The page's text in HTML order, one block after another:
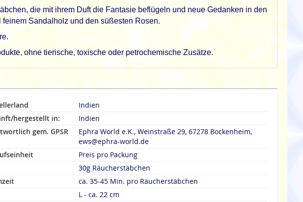
die mit ihrem Duft die Fantasie beflügeln und neue Gedanken in den
Sandalholz und den süßesten Rosen.
ohne tierische, toxische oder petrochemische Zusätze.
Indien
hergestellt in:
Indien
gem. GPSR
Ephra World e.K., Weinstraße 29, 67278 Bockenheim,
ews@ephra-world.de
Preis pro Packung
30g Räucherstäbchen
ca. 35-45 Min. pro Räucherstäbchen
L - ca. 22 cm